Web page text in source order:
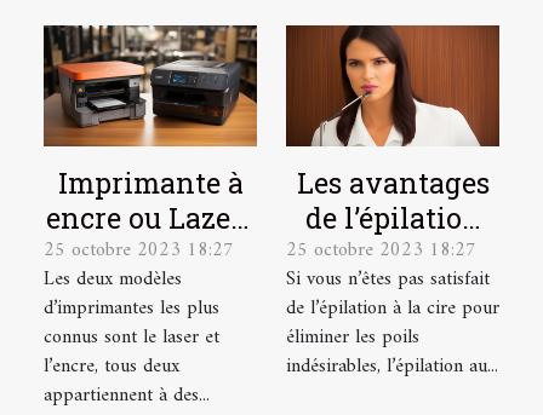
Imprimante à
encre ou Lazer :
laquelle
choisir ?
25 octobre 2023 18:27
Les deux modèles
d’imprimantes les plus
connus sont le laser et
l’encre, tous deux
appartiennent à des...
Les avantages
de l’épilation
au laser et
comment se
préparer pour ?
25 octobre 2023 18:27
Si vous n’êtes pas satisfait
de l’épilation à la cire pour
éliminer les poils
indésirables, l’épilation au...